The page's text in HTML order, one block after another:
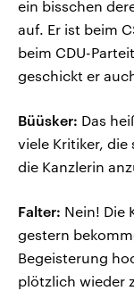
ein bisschen
auf. Er ist beim
beim CDU-
geschickt er
Büüsker: Das
viele Kritiker,
die Kanzlerin
Falter: Nein! Die
gestern
Begeisterung
plötzlich wieder